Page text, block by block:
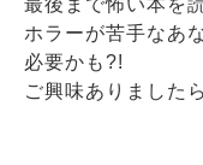
最後まで怖い本を
ホラーが苦手なあ
必要かも?!
ご興味ありました